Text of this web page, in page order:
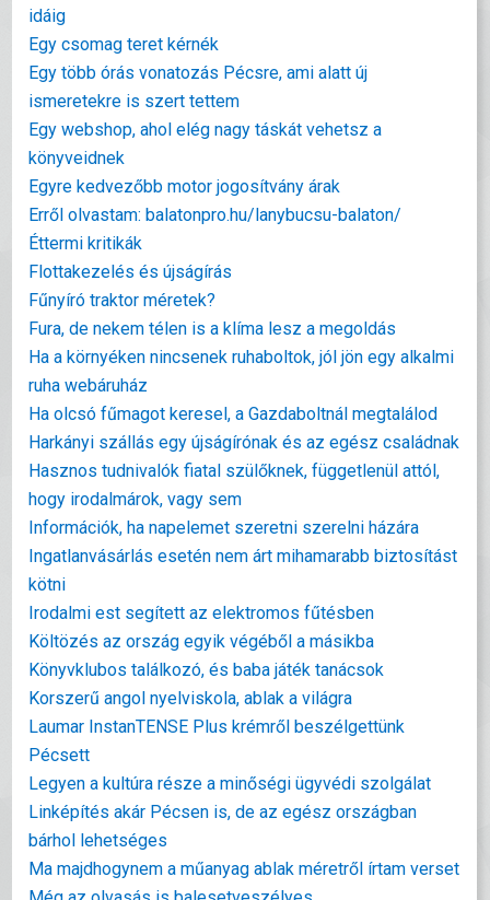
idáig
Egy csomag teret kérnék
Egy több órás vonatozás Pécsre, ami alatt új
ismeretekre is szert tettem
Egy webshop, ahol elég nagy táskát vehetsz a
könyveidnek
Egyre kedvezőbb motor jogosítvány árak
Erről olvastam: balatonpro.hu/lanybucsu-balaton/
Éttermi kritikák
Flottakezelés és újságírás
Fűnyíró traktor méretek?
Fura, de nekem télen is a klíma lesz a megoldás
Ha a környéken nincsenek ruhaboltok, jól jön egy alkalmi
ruha webáruház
Ha olcsó fűmagot keresel, a Gazdaboltnál megtalálod
Harkányi szállás egy újságírónak és az egész családnak
Hasznos tudnivalók fiatal szülőknek, függetlenül attól,
hogy irodalmárok, vagy sem
Információk, ha napelemet szeretni szerelni házára
Ingatlanvásárlás esetén nem árt mihamarabb biztosítást
kötni
Irodalmi est segített az elektromos fűtésben
Költözés az ország egyik végéből a másikba
Könyvklubos találkozó, és baba játék tanácsok
Korszerű angol nyelviskola, ablak a világra
Laumar InstanTENSE Plus krémről beszélgettünk
Pécsett
Legyen a kultúra része a minőségi ügyvédi szolgálat
Linképítés akár Pécsen is, de az egész országban
bárhol lehetséges
Ma majdhogynem a műanyag ablak méretről írtam verset